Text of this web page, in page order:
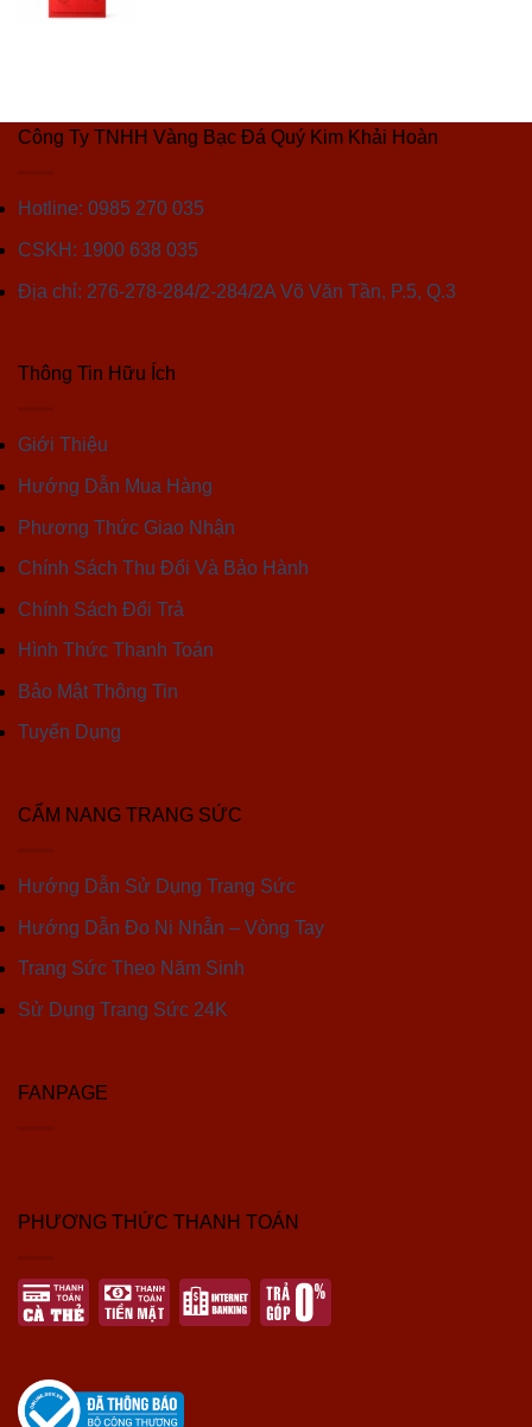
Công Ty TNHH Vàng Bạc Đá Quý Kim Khải Hoàn
Hotline: 0985 270 035
CSKH: 1900 638 035
Địa chỉ: 276-278-284/2-284/2A Võ Văn Tần, P.5, Q.3
Thông Tin Hữu Ích
Giới Thiệu
Hướng Dẫn Mua Hàng
Phương Thức Giao Nhận
Chính Sách Thu Đổi Và Bảo Hành
Chính Sách Đổi Trả
Hình Thức Thanh Toán
Bảo Mật Thông Tin
Tuyển Dụng
CẨM NANG TRANG SỨC
Hướng Dẫn Sử Dụng Trang Sức
Hướng Dẫn Đo Ni Nhẫn – Vòng Tay
Trang Sức Theo Năm Sinh
Sử Dụng Trang Sức 24K
FANPAGE
PHƯƠNG THỨC THANH TOÁN